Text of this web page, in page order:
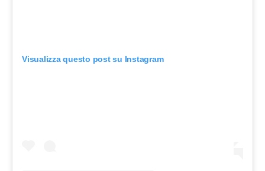
Visualizza questo post su Instagram